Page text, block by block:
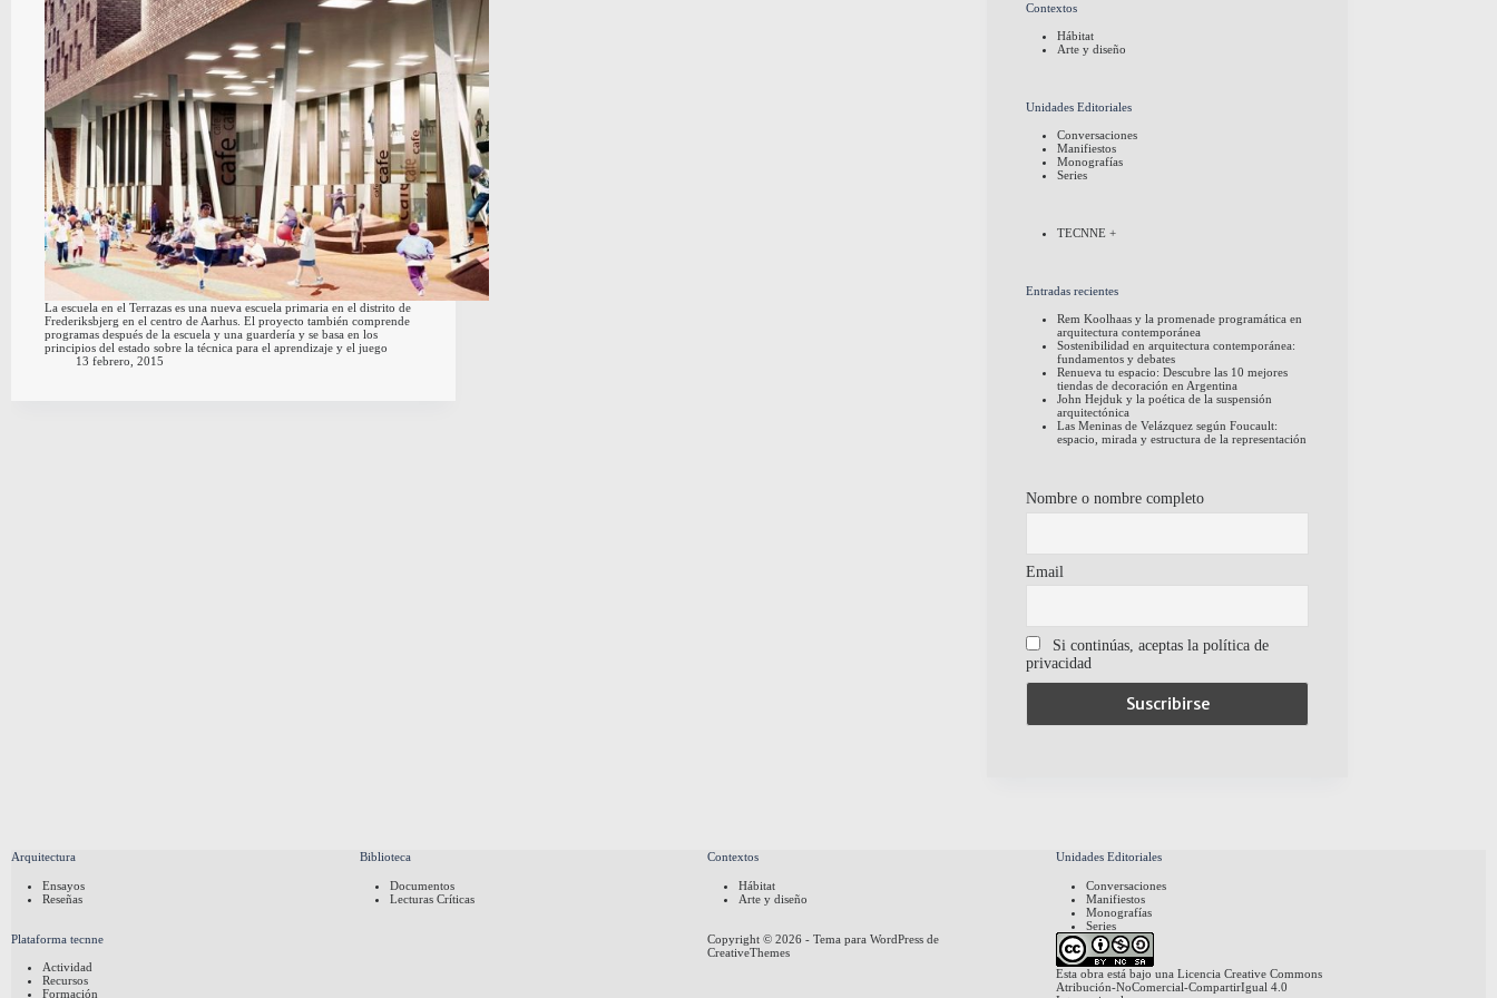
La escuela en el Terrazas es una nueva escuela primaria en el distrito de
Frederiksbjerg en el centro de Aarhus. El proyecto también comprende
programas después de la escuela y una guardería y se basa en los
principios del estado sobre la técnica para el aprendizaje y el juego
13 febrero, 2015
Contextos
Hábitat
Arte y diseño
Unidades Editoriales
Conversaciones
Manifiestos
Monografías
Series
TECNNE +
Entradas recientes
Rem Koolhaas y la promenade programática en
arquitectura contemporánea
Sostenibilidad en arquitectura contemporánea:
fundamentos y debates
Renueva tu espacio: Descubre las 10 mejores
tiendas de decoración en Argentina
John Hejduk y la poética de la suspensión
arquitectónica
Las Meninas de Velázquez según Foucault:
espacio, mirada y estructura de la representación
Nombre o nombre completo
Email
Si continúas, aceptas la política de
privacidad
Arquitectura
Ensayos
Reseñas
Biblioteca
Documentos
Lecturas Críticas
Contextos
Hábitat
Arte y diseño
Unidades Editoriales
Conversaciones
Manifiestos
Monografías
Series
Plataforma tecnne
Actividad
Recursos
Formación
Copyright © 2026 - Tema para WordPress de
CreativeThemes
Esta obra está bajo una Licencia Creative Commons
Atribución-NoComercial-CompartirIgual 4.0